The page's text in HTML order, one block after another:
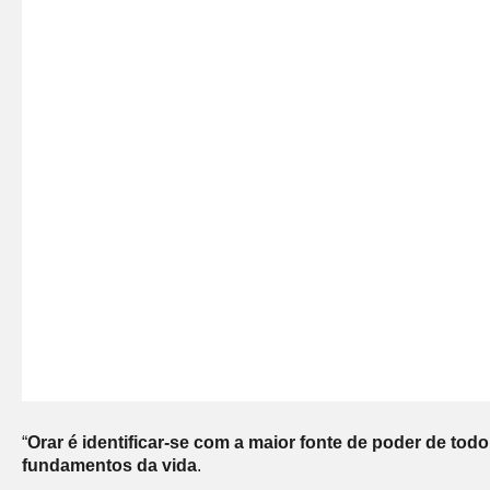
“Orar é identificar-se com a maior fonte de poder de
fundamentos da vida.